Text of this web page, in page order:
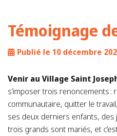
Témoignage
Publié le 10 décembre
Venir au Village Saint
s’imposer trois renoncements :
communautaire, quitter le
ses deux derniers enfants, des
trois grands sont mariés, et